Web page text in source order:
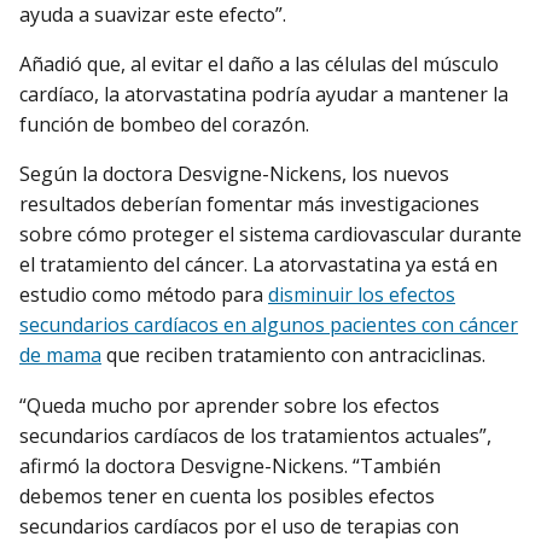
ayuda a suavizar este efecto”.
Añadió que, al evitar el daño a las células del músculo
cardíaco, la atorvastatina podría ayudar a mantener la
función de bombeo del corazón.
Según la doctora Desvigne-Nickens, los nuevos
resultados deberían fomentar más investigaciones
sobre cómo proteger el sistema cardiovascular durante
el tratamiento del cáncer. La atorvastatina ya está en
estudio como método para disminuir los efectos
secundarios cardíacos en algunos pacientes con cáncer
de mama que reciben tratamiento con antraciclinas.
“Queda mucho por aprender sobre los efectos
secundarios cardíacos de los tratamientos actuales”,
afirmó la doctora Desvigne-Nickens. “También
debemos tener en cuenta los posibles efectos
secundarios cardíacos por el uso de terapias con